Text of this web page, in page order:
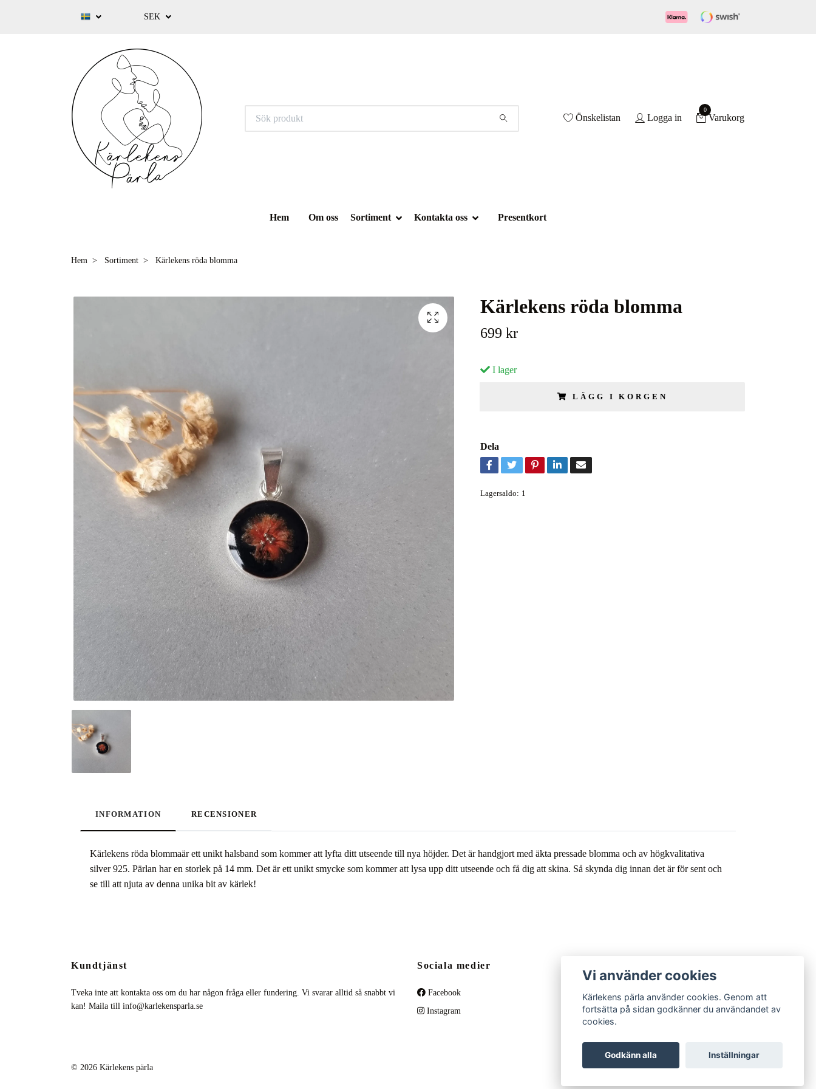
SEK
Önskelistan Logga in
0
Varukorg
Hem Om oss Sortiment Kontakta oss Presentkort
Hem Sortiment Kärlekens röda blomma
Kärlekens röda blomma
699 kr
I lager
LÄGG I KORGEN
Dela
Lagersaldo: 1
INFORMATION RECENSIONER
Kärlekens röda blommaär ett unikt halsband som kommer att lyfta ditt utseende till nya höjder. Det är handgjort med äkta pressade blomma och av högkvalitativa
silver 925. Pärlan har en storlek på 14 mm. Det är ett unikt smycke som kommer att lysa upp ditt utseende och få dig att skina. Så skynda dig innan det är för sent och
se till att njuta av denna unika bit av kärlek!
Kundtjänst
Tveka inte att kontakta oss om du har någon fråga eller fundering. Vi svarar alltid så snabbt vi
kan! Maila till info@karlekensparla.se
Sociala medier
Facebook
Instagram
© 2026 Kärlekens pärla
Vi använder cookies
Kärlekens pärla använder cookies. Genom att
fortsätta på sidan godkänner du användandet av
cookies.
Godkänn alla Inställningar